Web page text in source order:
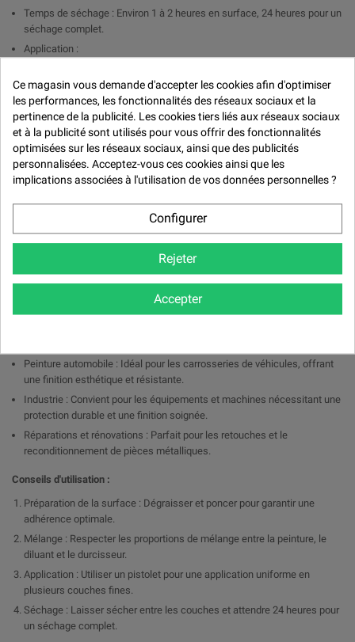
Temps de séchage : Environ 1 à 2 heures en surface, 24 heures pour un
séchage complet.
Application :
de 5 à 10 % de diluant.
PINCEAUX : Ajouter 1 part de durcisseur pour 2 parts de peinture
Rendement : 6 m2 au kg de peinture
Avantages:
Brillance durable : La finition brillant direct assure un éclat profond et
résistant sans nécessiter de couche de vernis.
Résistance élevée : Formule résistante aux intempéries, aux UV, aux
produits chimiques et aux rayures.
Application uniforme : Bonne fluidité pour une application homogène et
un rendu professionnel.
Temps de séchage rapide : Assure une efficacité optimale pour les
travaux nécessitant un séchage rapide.
Peinture automobile : Idéal pour les carrosseries de véhicules, offrant
une finition esthétique et résistante.
Industrie : Convient pour les équipements et machines nécessitant une
protection durable et une finition soignée.
Réparations et rénovations : Parfait pour les retouches et le
reconditionnement de pièces métalliques.
Conseils d'utilisation :
Préparation de la surface : Dégraisser et poncer pour garantir une
adhérence optimale.
Mélange : Respecter les proportions de mélange entre la peinture, le
diluant et le durcisseur.
Application : Utiliser un pistolet pour une application uniforme en
plusieurs couches fines.
Séchage : Laisser sécher entre les couches et attendre 24 heures pour
un séchage complet.
Ce magasin vous demande d'accepter les cookies afin d'optimiser
les performances, les fonctionnalités des réseaux sociaux et la
pertinence de la publicité. Les cookies tiers liés aux réseaux sociaux
et à la publicité sont utilisés pour vous offrir des fonctionnalités
optimisées sur les réseaux sociaux, ainsi que des publicités
personnalisées. Acceptez-vous ces cookies ainsi que les
implications associées à l'utilisation de vos données personnelles ?
Configurer
Rejeter
Accepter